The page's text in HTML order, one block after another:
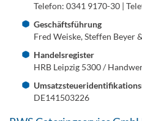
Telefon: 0341 9170-30 |
Geschäftsführung
Fred Weiske, Steffen Beyer
Handelsregister
HRB Leipzig 5300 /
DE141503226